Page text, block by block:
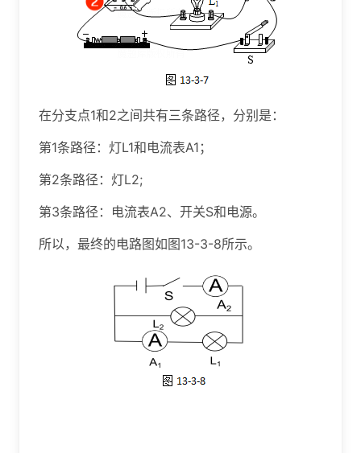
在分支点1和2之间共有三条路径，分别是：
第1条路径：灯L1和电流表A1；
第2条路径：灯L2;
第3条路径：电流表A2、开关S和电源。
所以，最终的电路图如图13-3-8所示。